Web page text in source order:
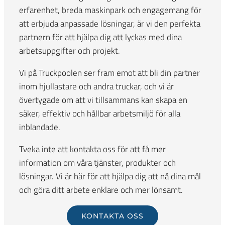
erfarenhet, breda maskinpark och engagemang för
att erbjuda anpassade lösningar, är vi den perfekta
partnern för att hjälpa dig att lyckas med dina
arbetsuppgifter och projekt.
Vi på Truckpoolen ser fram emot att bli din partner
inom hjullastare och andra truckar, och vi är
övertygade om att vi tillsammans kan skapa en
säker, effektiv och hållbar arbetsmiljö för alla
inblandade.
Tveka inte att kontakta oss för att få mer
information om våra tjänster, produkter och
lösningar. Vi är här för att hjälpa dig att nå dina mål
och göra ditt arbete enklare och mer lönsamt.
KONTAKTA OSS